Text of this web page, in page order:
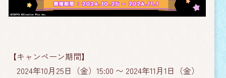
【キャンペーン期間】
2024年10月25日（金）15:00 〜 2024年11月1日（金）